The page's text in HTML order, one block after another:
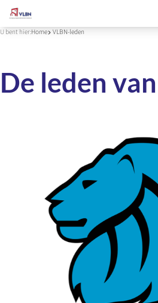
U bent hier:Home VLBN-leden
De leden